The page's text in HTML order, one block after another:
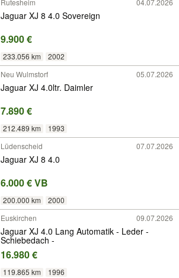
Rutesheim 04.07.2026
Jaguar XJ 8 4.0 Sovereign
9.900 €
233.056 km 2002
Neu Wulmstorf 05.07.2026
Jaguar XJ 4.0ltr. Daimler
7.890 €
212.489 km 1993
Lüdenscheid 07.07.2026
Jaguar XJ 8 4.0
6.000 € VB
200.000 km 2000
Euskirchen 09.07.2026
Jaguar XJ 4.0 Lang Automatik - Leder -
Schiebedach -
16.980 €
119.865 km 1996